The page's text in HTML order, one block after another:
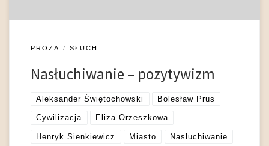
PROZA SŁUCH
Nasłuchiwanie – pozytywizm
Aleksander Świętochowski Bolesław Prus
Cywilizacja Eliza Orzeszkowa
Henryk Sienkiewicz Miasto Nasłuchiwanie